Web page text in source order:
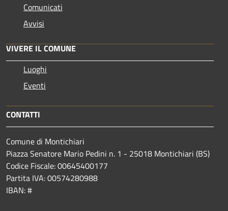
Comunicati
Avvisi
VIVERE IL COMUNE
Luoghi
Eventi
CONTATTI
Comune di Montichiari
Piazza Senatore Mario Pedini n. 1 - 25018 Montichiari (BS)
Codice Fiscale: 00645400177
Partita IVA: 00574280988
IBAN: #